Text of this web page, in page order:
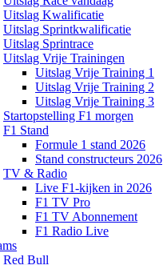
Uitslag Kwalificatie
Uitslag Sprintkwalificatie
Uitslag Sprintrace
Uitslag Vrije Trainingen
Uitslag Vrije Training 1
Uitslag Vrije Training 2
Uitslag Vrije Training 3
Startopstelling F1 morgen
F1 Stand
Formule 1 stand 2026
Stand constructeurs 2026
TV & Radio
Live F1-kijken in 2026
F1 TV Pro
F1 TV Abonnement
F1 Radio Live
Red Bull